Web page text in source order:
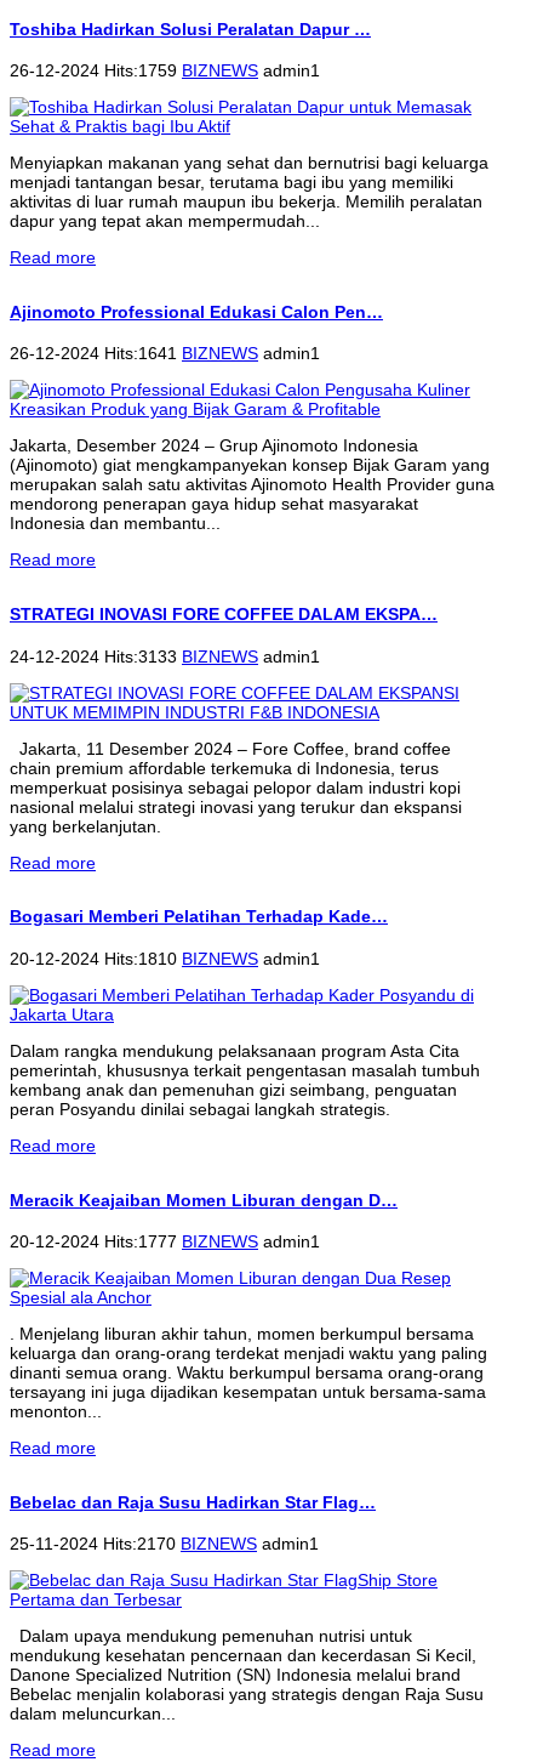
Toshiba Hadirkan Solusi Peralatan Dapur …
26-12-2024 Hits:1759 BIZNEWS admin1
Menyiapkan makanan yang sehat dan bernutrisi bagi keluarga
menjadi tantangan besar, terutama bagi ibu yang memiliki
aktivitas di luar rumah maupun ibu bekerja. Memilih peralatan
dapur yang tepat akan mempermudah...
Read more
Ajinomoto Professional Edukasi Calon Pen…
26-12-2024 Hits:1641 BIZNEWS admin1
Jakarta, Desember 2024 – Grup Ajinomoto Indonesia
(Ajinomoto) giat mengkampanyekan konsep Bijak Garam yang
merupakan salah satu aktivitas Ajinomoto Health Provider guna
mendorong penerapan gaya hidup sehat masyarakat
Indonesia dan membantu...
Read more
STRATEGI INOVASI FORE COFFEE DALAM EKSPA…
24-12-2024 Hits:3133 BIZNEWS admin1
Jakarta, 11 Desember 2024 – Fore Coffee, brand coffee
chain premium affordable terkemuka di Indonesia, terus
memperkuat posisinya sebagai pelopor dalam industri kopi
nasional melalui strategi inovasi yang terukur dan ekspansi
yang berkelanjutan.
Read more
Bogasari Memberi Pelatihan Terhadap Kade…
20-12-2024 Hits:1810 BIZNEWS admin1
Dalam rangka mendukung pelaksanaan program Asta Cita
pemerintah, khususnya terkait pengentasan masalah tumbuh
kembang anak dan pemenuhan gizi seimbang, penguatan
peran Posyandu dinilai sebagai langkah strategis.
Read more
Meracik Keajaiban Momen Liburan dengan D…
20-12-2024 Hits:1777 BIZNEWS admin1
. Menjelang liburan akhir tahun, momen berkumpul bersama
keluarga dan orang-orang terdekat menjadi waktu yang paling
dinanti semua orang. Waktu berkumpul bersama orang-orang
tersayang ini juga dijadikan kesempatan untuk bersama-sama
menonton...
Read more
Bebelac dan Raja Susu Hadirkan Star Flag…
25-11-2024 Hits:2170 BIZNEWS admin1
Dalam upaya mendukung pemenuhan nutrisi untuk
mendukung kesehatan pencernaan dan kecerdasan Si Kecil,
Danone Specialized Nutrition (SN) Indonesia melalui brand
Bebelac menjalin kolaborasi yang strategis dengan Raja Susu
dalam meluncurkan...
Read more